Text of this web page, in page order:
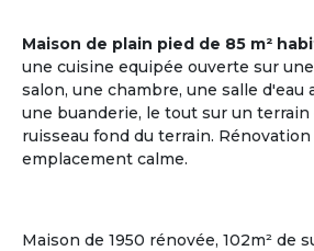
Maison de plain pied de 85 m²
une cuisine equipée ouverte sur
salon, une chambre, une salle d'eau
une buanderie, le tout sur un
ruisseau fond du terrain. Rénovation
emplacement calme.
Maison de 1950 rénovée, 102m² de